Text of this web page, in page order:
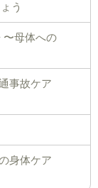
う
〜母体への
事故ケア
身体ケア